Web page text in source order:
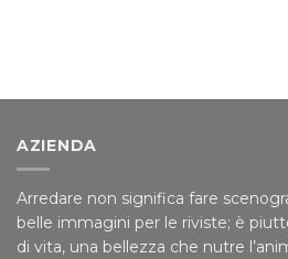
AZIENDA
Arredare non significa fare
belle immagini per le riviste; è
di vita, una bellezza che nutre